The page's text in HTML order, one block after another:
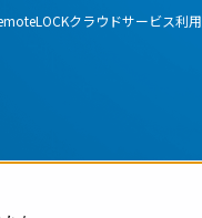
クラウドサービス利